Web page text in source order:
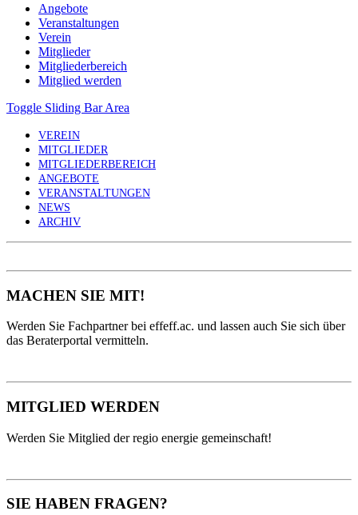
Angebote
Veranstaltungen
Verein
Mitglieder
Mitgliederbereich
Mitglied werden
Toggle Sliding Bar Area
VEREIN
MITGLIEDER
MITGLIEDERBEREICH
ANGEBOTE
VERANSTALTUNGEN
NEWS
ARCHIV
MACHEN SIE MIT!
Werden Sie Fachpartner bei effeff.ac. und lassen auch Sie sich über
das Beraterportal vermitteln.
MITGLIED WERDEN
Werden Sie Mitglied der regio energie gemeinschaft!
SIE HABEN FRAGEN?